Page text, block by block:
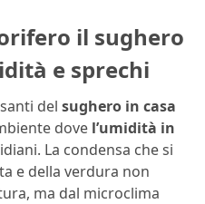
il sughero
e sprechi
del sughero in casa
dove l’umidità in
La condensa che si
e della verdura non
ma dal microclima